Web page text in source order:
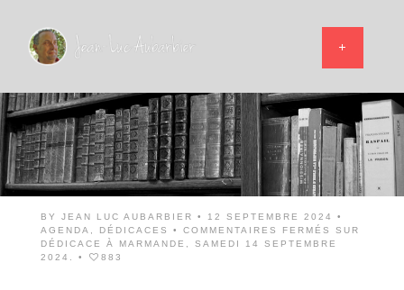
BY JEAN LUC AUBARBIER
• 12 SEPTEMBRE 2024 •
AGENDA
DÉDICACES • COMMENTAIRES FERMÉS
SUR
DÉDICACE À MARMANDE, SAMEDI 14 SEPTEMBRE
2024.
• 883